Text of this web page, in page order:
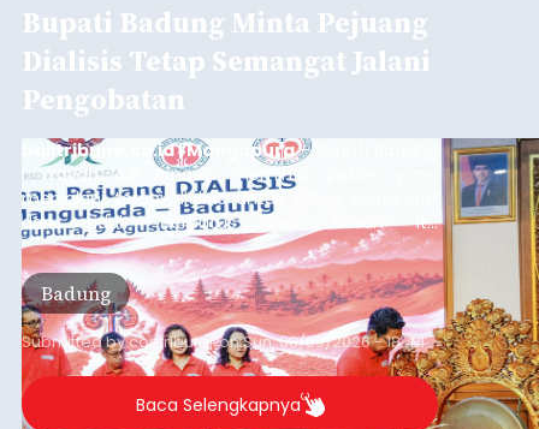
Bupati Badung Minta Pejuang
Dialisis Tetap Semangat Jalani
Pengobatan
balitribune.co.id | Mangupura- Bupati Badung
I Wayan Adi Arnawa meminta pasien yang
menjalani terapi dialisis untuk tetap semangat
dan tidak berputus asa. Pesan itu
disampaikannya saat menghadiri Sarasehan
Pejuang Dialisis yang digelar RSD Mangusada di
Ruang Kertha Gosana, Puspem Badung, Minggu
(9/8/2026).
Badung
Submitted bycontributoronSun, 08/09/2026 - 18:44
Baca Selengkapnya